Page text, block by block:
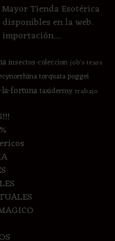
Tienda Esotérica
en la web.
insectos-coleccion job's tears
torquata poggei
fortunataxidermy trabajo